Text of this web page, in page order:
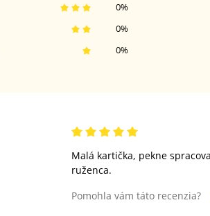
0%
0%
0%
Malá kartička, pekne
ruženca.
Pomohla vám táto recenzia?